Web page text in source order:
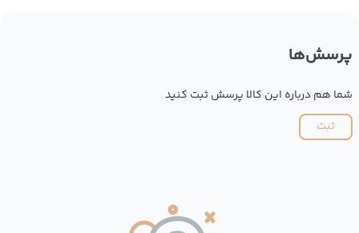
پرسش‌ها
شما هم درباره این کالا پرسش ثبت کنید
ثبت